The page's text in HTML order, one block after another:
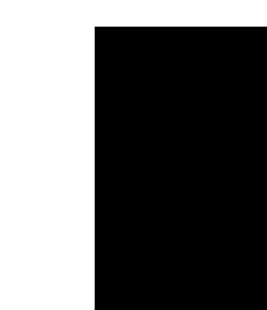
系主任）